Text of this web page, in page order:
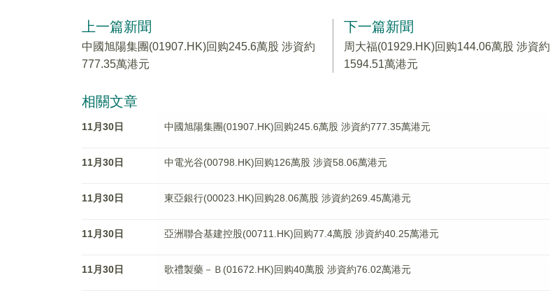
上一篇新聞
中國旭陽集團(01907.HK)回购245.6萬股 涉資約
777.35萬港元
下一篇新聞
周大福(01929.HK)回购144.06萬股 涉資約
1594.51萬港元
相關文章
11月30日 中國旭陽集團(01907.HK)回购245.6萬股 涉資約777.35萬港元
11月30日 中電光谷(00798.HK)回购126萬股 涉資58.06萬港元
11月30日 東亞銀行(00023.HK)回购28.06萬股 涉資約269.45萬港元
11月30日 亞洲聯合基建控股(00711.HK)回购77.4萬股 涉資約40.25萬港元
11月30日 歌禮製藥－Ｂ(01672.HK)回购40萬股 涉資約76.02萬港元